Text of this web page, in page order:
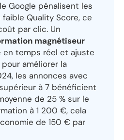
Google pénalisent les
Quality Score, ce
par clic. Un
magnétiseur
en temps réel et ajuste
améliorer la
les annonces avec
à 7 bénéficient
de 25 % sur le
à 1 200 €, cela
de 150 € par